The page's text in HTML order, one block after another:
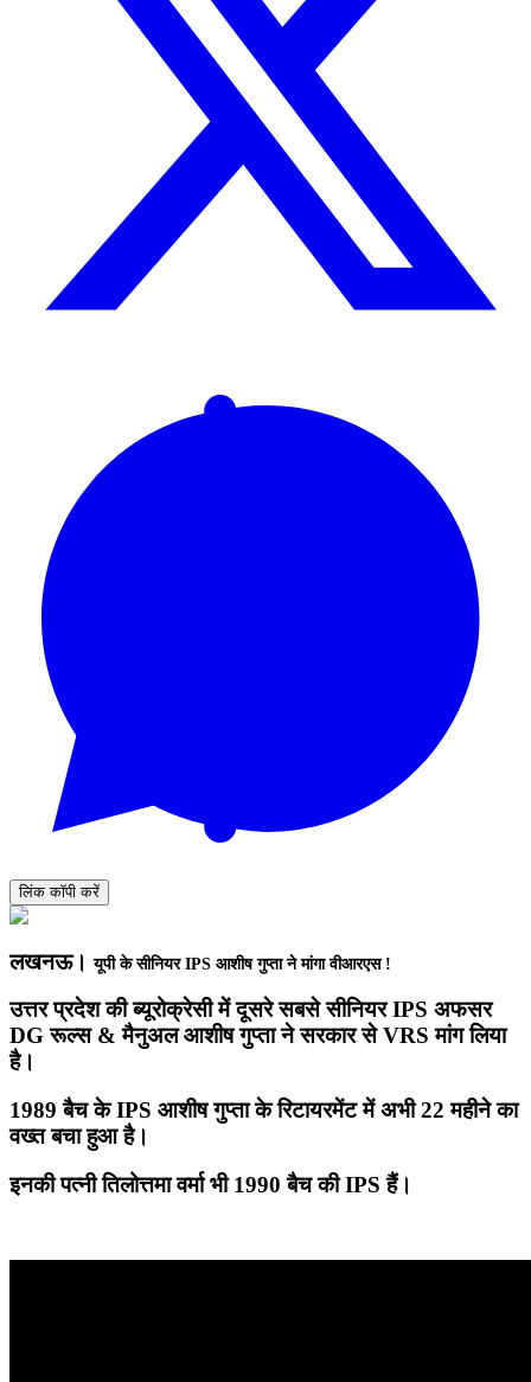
लिंक कॉपी करें
लखनऊ।यूपी के सीनियर IPS आशीष गुप्ता ने मांगा वीआरएस !
उत्तर प्रदेश की ब्यूरोक्रेसी में दूसरे सबसे सीनियर IPS अफसर
DG रूल्स & मैनुअल आशीष गुप्ता ने सरकार से VRS मांग लिया
है।
1989 बैच के IPS आशीष गुप्ता के रिटायरमेंट में अभी 22 महीने का
वख्त बचा हुआ है।
इनकी पत्नी तिलोत्तमा वर्मा भी 1990 बैच की IPS हैं।